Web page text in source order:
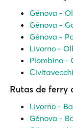
Génova -
Génova -
Génova -
Livorno -
Piombino -
Rutas de ferry
Livorno -
Génova -